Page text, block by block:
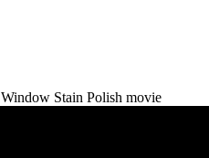
Window Stain Polish movie